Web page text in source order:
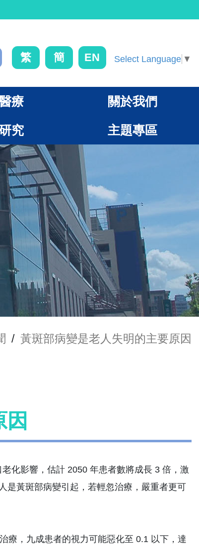
繁 簡 EN Select Language ▼
療 關於我們
究 主題專區
/ 黃斑部病變是老人失明的主要原因
化影響，估計 2050 年患者數將成長 3 倍，激
是黃斑部病變引起，若輕忽治療，嚴重者更可
療，九成患者的視力可能惡化至 0.1 以下，達